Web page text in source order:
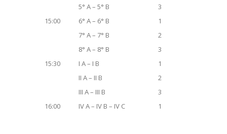
5° A – 5° B
3
15:00
6° A – 6° B
1
7° A – 7° B
2
8° A – 8° B
3
15:30
I A – I B
1
II A – II B
2
III A – III B
3
16:00
IV A – IV B – IV C 1